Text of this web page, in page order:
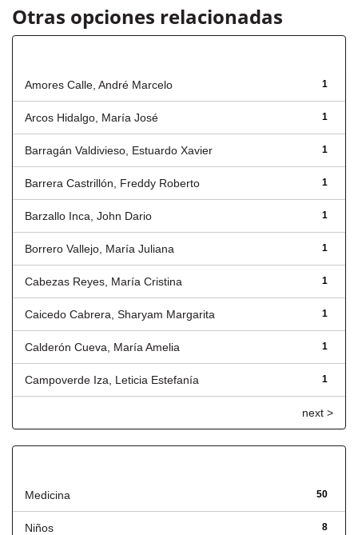
Otras opciones relacionadas
1
Amores Calle, André Marcelo
1
Arcos Hidalgo, María José
1
Barragán Valdivieso, Estuardo Xavier
1
Barrera Castrillón, Freddy Roberto
1
Barzallo Inca, John Dario
1
Borrero Vallejo, María Juliana
1
Cabezas Reyes, María Cristina
1
Caicedo Cabrera, Sharyam Margarita
1
Calderón Cueva, María Amelia
1
Campoverde Iza, Leticia Estefanía
next >
50
Medicina
8
Niños